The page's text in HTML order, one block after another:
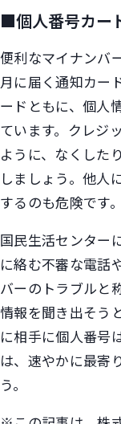
■個人番号カー
便利なマイナンバ
月に届く通知カー
ードともに、個人
ています。クレジ
ように、なくした
しましょう。他人
するのも危険です。
国民生活センター
に絡む不審な電話
バーのトラブルと
情報を聞き出そう
に相手に個人番号
は、速やかに最寄
う。